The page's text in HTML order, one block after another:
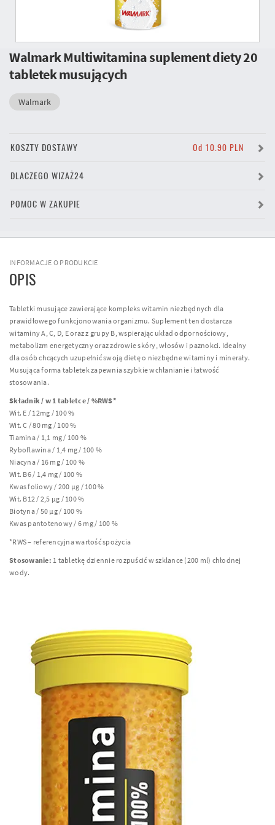
Walmark Multiwitamina suplement diety 20
tabletek musujących
Walmark
KOSZTY DOSTAWY Od 10.90 PLN
DLACZEGO WIZAŻ24
POMOC W ZAKUPIE
INFORMACJE O PRODUKCIE
OPIS
Tabletki musujące zawierające kompleks witamin niezbędnych dla
prawidłowego funkcjonowania organizmu. Suplement ten dostarcza
witaminy A, C, D, E oraz z grupy B, wspierając układ odpornościowy,
metabolizm energetyczny oraz zdrowie skóry, włosów i paznokci. Idealny
dla osób chcących uzupełnić swoją dietę o niezbędne witaminy i minerały.
Musująca forma tabletek zapewnia szybkie wchłanianie i łatwość
stosowania.
Składnik / w 1 tabletce / %RWS*
Wit. E / 12mg / 100 %
Wit. C / 80 mg / 100 %
Tiamina / 1,1 mg / 100 %
Ryboflawina / 1,4 mg / 100 %
Niacyna / 16 mg / 100 %
Wit. B6 / 1,4 mg / 100 %
Kwas foliowy / 200 µg / 100 %
Wit. B12 / 2,5 µg / 100 %
Biotyna / 50 µg / 100 %
Kwas pantotenowy / 6 mg / 100 %
*RWS – referencyjna wartość spożycia
Stosowanie: 1 tabletkę dziennie rozpuścić w szklance (200 ml) chłodnej
wody.